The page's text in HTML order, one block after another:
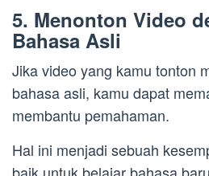
5. Menonton Video
Bahasa Asli
Jika video yang kamu tonton
bahasa asli, kamu dapat
membantu pemahaman.
Hal ini menjadi sebuah